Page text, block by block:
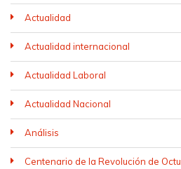
Actualidad
Actualidad internacional
Actualidad Laboral
Actualidad Nacional
Análisis
Centenario de la Revolución de